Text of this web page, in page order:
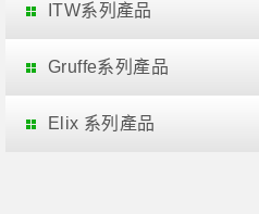
ITW系列產品
Gruffe系列產品
Elix 系列產品